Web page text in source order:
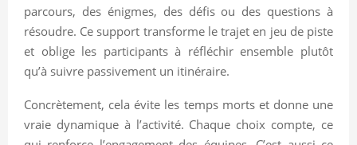
parcours, des énigmes, des défis ou des questions à
résoudre. Ce support transforme le trajet en jeu de piste
et oblige les participants à réfléchir ensemble plutôt
qu’à suivre passivement un itinéraire.
Concrètement, cela évite les temps morts et donne une
vraie dynamique à l’activité. Chaque choix compte, ce